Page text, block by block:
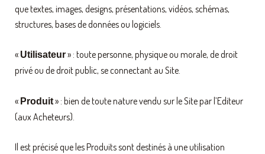
que textes, images, designs, présentations, vidéos, schémas,
structures, bases de données ou logiciels.
« Utilisateur» : toute personne, physique ou morale, de droit
privé ou de droit public, se connectant au Site.
« Produit» : bien de toute nature vendu sur le Site par l’Editeur
(aux Acheteurs).
Il est précisé que les Produits sont destinés à une utilisation